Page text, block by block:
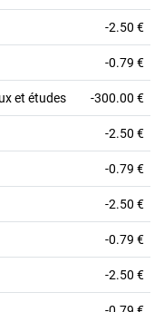
-2.50 €
-0.79 €
et études -300.00 €
-2.50 €
-0.79 €
-2.50 €
-0.79 €
-2.50 €